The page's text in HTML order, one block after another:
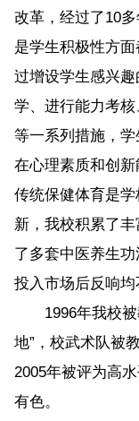
改革，经过了10
是学生积极性方
过增设学生感兴
学、进行能力考
等一系列措施，
在心理素质和创
传统保健体育是
新，我校积累了
了多套中医养生
投入市场后反响均
1996年我校被
地”，校武术队被
2005年被评为高
有色。